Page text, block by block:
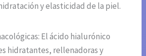
y elasticidad de la piel.
El ácido hialurónico
hidratantes, rellenadoras y